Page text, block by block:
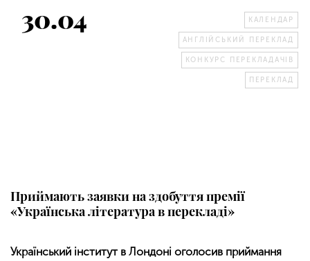
30.04 КАЛЕНДАР
АНГЛІЙСЬКИЙ ПЕРЕКЛАД
КОНКУРС ПЕРЕКЛАДАЧІВ
ПЕРЕКЛАД
Приймають заявки на здобуття премії
«Українська література в перекладі»
Український інститут в Лондоні оголосив приймання